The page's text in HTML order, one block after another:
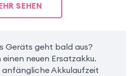
SEHEN
Geräts geht bald aus?
einen neuen Ersatzakku.
anfängliche Akkulaufzeit